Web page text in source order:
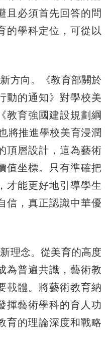
且必須首先回答的問
的學科定位，可從以
方向。《教育部關於
動的通知》對學校美
教育強國建設規劃綱
將推進學校美育浸潤
頂層設計，這為藝術
值坐標。只有準確把
才能更好地引導學生
信，真正認識中華優
理念。從美育的高度
為普遍共識，藝術教
載體。將藝術教育納
揮藝術學科的育人功
育的理論深度和戰略